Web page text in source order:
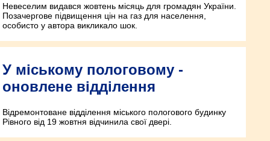
Невеселим видався жовтень місяць для громадян України.
Позачергове підвищення цін на газ для населення,
особисто у автора викликало шок.
У міському пологовому -
оновлене відділення
Відремонтоване відділення міського пологового будинку
Рівного від 19 жовтня відчинила свої двері.